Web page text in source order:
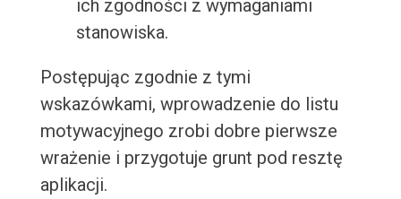
ich zgodności z wymaganiami
stanowiska.
Postępując zgodnie z tymi
wskazówkami, wprowadzenie do listu
motywacyjnego zrobi dobre pierwsze
wrażenie i przygotuje grunt pod resztę
aplikacji.